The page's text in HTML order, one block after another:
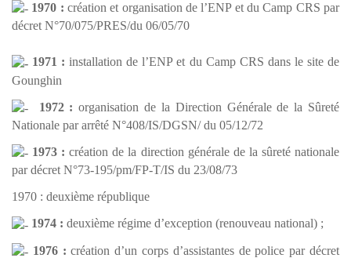
1970 : création et organisation de l’ENP et du Camp CRS par
décret N°70/075/PRES/du 06/05/70
1971 : installation de l’ENP et du Camp CRS dans le site de
Gounghin
1972 : organisation de la Direction Générale de la Sûreté
Nationale par arrêté N°408/IS/DGSN/ du 05/12/72
1973 : création de la direction générale de la sûreté nationale
par décret N°73-195/pm/FP-T/IS du 23/08/73
1970 : deuxième république
1974 : deuxième régime d’exception (renouveau national) ;
1976 : création d’un corps d’assistantes de police par décret